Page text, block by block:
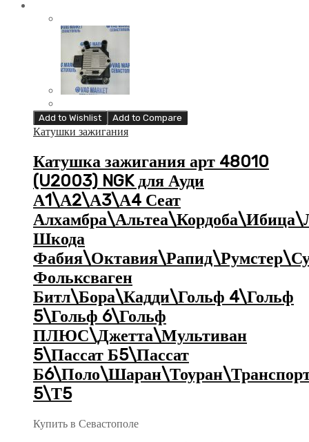
Add to Wishlist Add to Compare
Катушки зажигания
Катушка зажигания арт 48010
(U2003) NGK для Ауди
А1\А2\А3\А4 Сеат
Шкода
Фольксваген
Битл\Бора\Кадди\Гольф 4\Гольф
5\Гольф 6\Гольф
ПЛЮС\Джетта\Мультиван
5\Пассат Б5\Пассат
5\Т5
Купить в Севастополе